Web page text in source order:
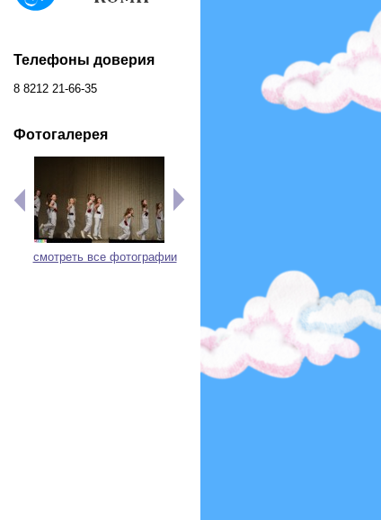
Телефоны доверия
8 8212 21-66-35
Фотогалерея
смотреть все фотографии